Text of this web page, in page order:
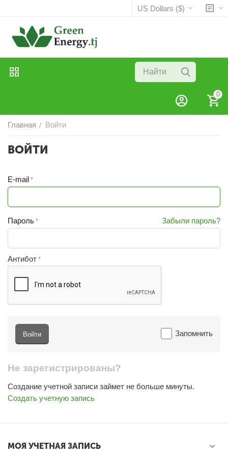
US Dollars ($)
0
Главная / Войти
ВОЙТИ
E-mail
Пароль Забыли пароль?
Антибот
Запомнить
Войти
Не зарегистрированы?
Создание учетной записи займет не больше минуты.
Создать учетную запись
МОЯ УЧЕТНАЯ ЗАПИСЬ